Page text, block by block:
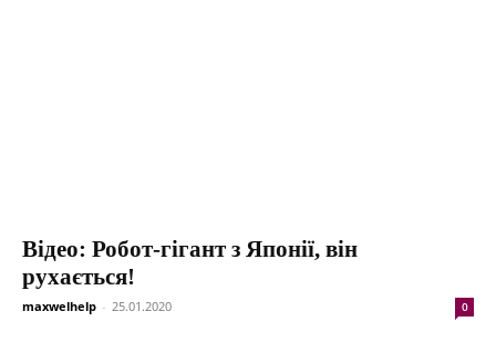
Відео: Робот-гігант з Японії, він
рухається!
maxwelhelp - 25.01.2020 0